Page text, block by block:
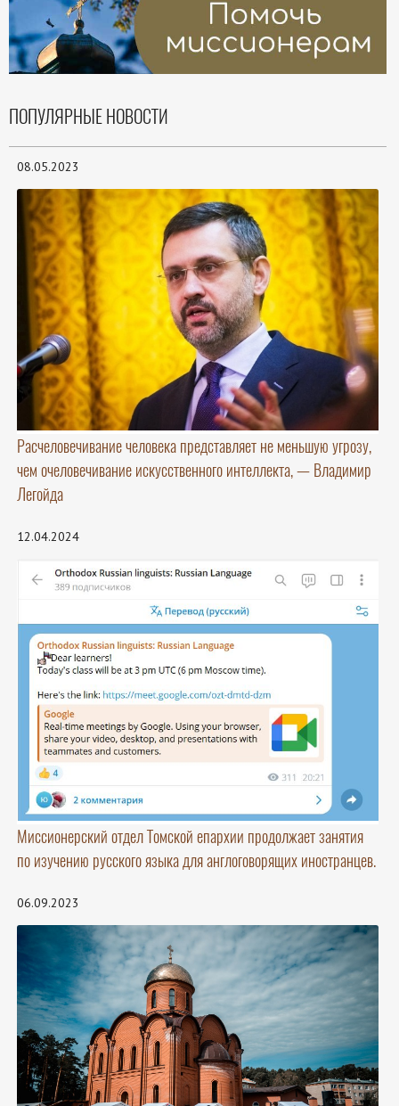
ПОПУЛЯРНЫЕ НОВОСТИ
08.05.2023
Расчеловечивание человека представляет не меньшую угрозу,
чем очеловечивание искусственного интеллекта, — Владимир
Легойда
12.04.2024
Миссионерский отдел Томской епархии продолжает занятия
по изучению русского языка для англоговорящих иностранцев.
06.09.2023